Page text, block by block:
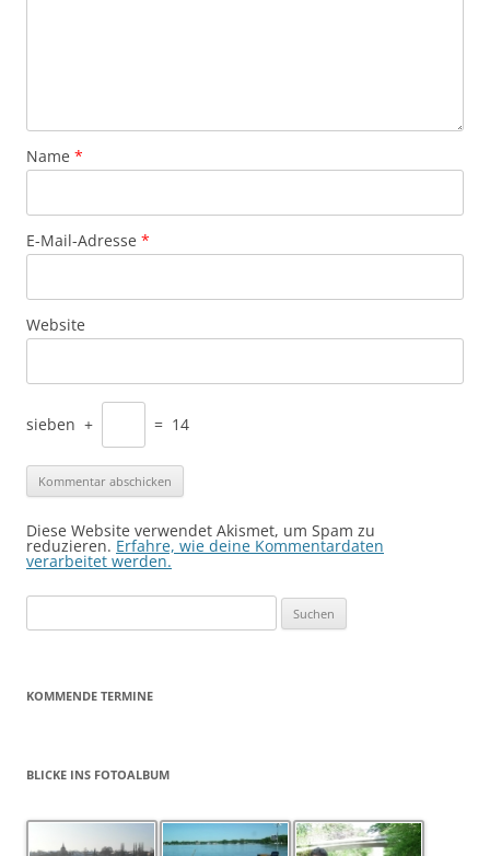
Name *
E-Mail-Adresse *
Website
sieben + = 14
Diese Website verwendet Akismet, um Spam zu
reduzieren. Erfahre, wie deine Kommentardaten
verarbeitet werden.
nach:
KOMMENDE TERMINE
BLICKE INS FOTOALBUM